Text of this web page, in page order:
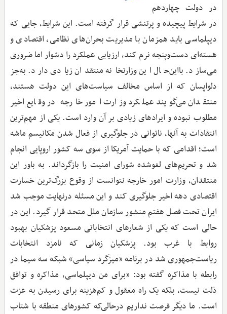
در دولت چهاردهم
در شرایط پیچیده و پرتنشی قرار گرفته است. این شرایط، جایی که
دیپلماسی باید همزمان با مدیریت بحران‌های نظامی، اقتصادی و
هسته‌ای دست‌وپنجه نرم کند، ارزیابی عملکرد را دشوار اما ضروری
می‌سازد. بااین‌حال این وزارتخانه منتقدان زیادی دارد. به‌جز
دلواپسان که از اساس مخالف سیاست‌های این دولت هستند،
منتقدان می‌گویند عملکرد وزارت امور خارجه در وقایع اخیر
مطلوب نبوده و ایرادهای زیادی بر آن وارد است. یکی از مهم‌ترین
انتقادات به آنها، ناتوانی در جلوگیری از فعال شدن مکانیسم ماشه
است؛ اقدامی که با حمایت آمریکا از سوی سه کشور اروپایی انجام
شد و تحریم‌های لغو‌شده شورای امنیت را بازگرداند. به باور این
منتقدان، وزارت امور خارجه نتوانست از وقوع بزرگ‌ترین خسارت
اقتصادی دهه اخیر جلوگیری کند و این مسئله درنهایت موجب شد
ایران تحت فصل هفتم منشور سازمان ملل متحد قرار گیرد. این در
حالی است که یکی از شعارهای انتخاباتی مسعود پزشکیان بهبود
روابط با غرب بود. پزشکیان زمانی که نامزد انتخابات
ریاست‌جمهوری شد در برنامه «میزگرد سیاسی» شبکه سه سیما در
رابطه با مذاکره گفته بود: «برای من دیپلماسی، مذاکره و توافق
ذلت نیست، بلکه یک راه معقول و کم‌هزینه برای رسیدن به عزت
است. ما دیگر فرصت نداریم درحالی‌که کشورهای منطقه با شتاب